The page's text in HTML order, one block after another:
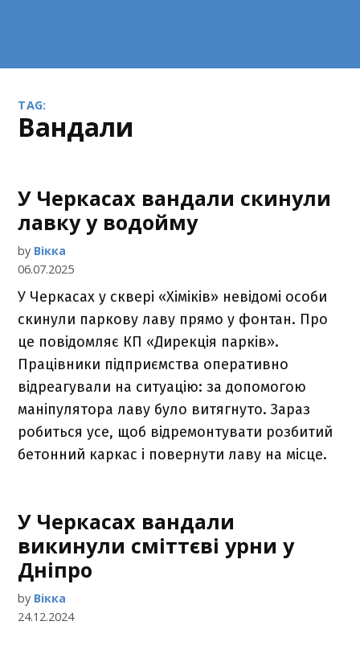
TAG:
вандали
У Черкасах вандали скинули
лавку у водойму
by Вікка
06.07.2025
У Черкасах у сквері «Хіміків» невідомі особи
скинули паркову лаву прямо у фонтан. Про
це повідомляє КП «Дирекція парків».
Працівники підприємства оперативно
відреагували на ситуацію: за допомогою
маніпулятора лаву було витягнуто. Зараз
робиться усе, щоб відремонтувати розбитий
бетонний каркас і повернути лаву на місце.
У Черкасах вандали
викинули сміттєві урни у
Дніпро
by Вікка
24.12.2024